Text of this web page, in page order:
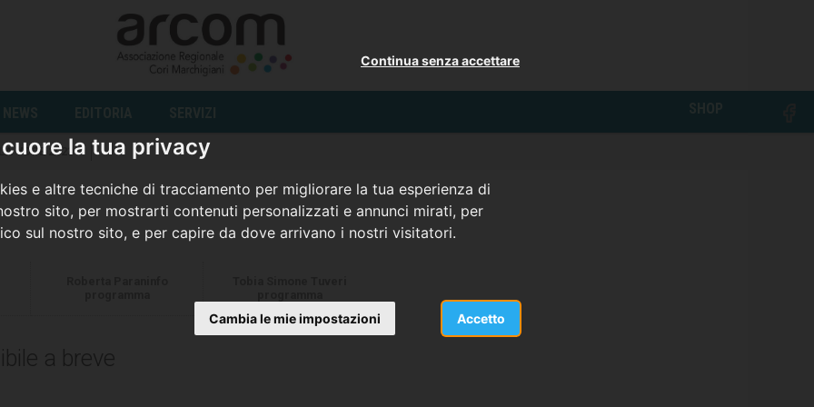
la tua privacy
e altre tecniche di tracciamento per migliorare la tua esperienza di
sito, per mostrarti contenuti personalizzati e annunci mirati, per
sul nostro sito, e per capire da dove arrivano i nostri visitatori.
Accetto
Continua senza accettare
Cambia le mie impostazioni
VOCE 2023